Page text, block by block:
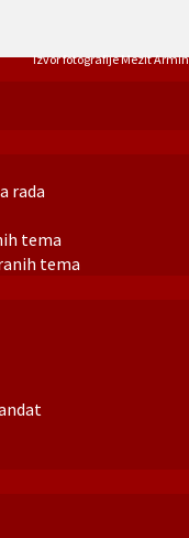
rada
tema
tema
Izvor fotografije Mezit Armin